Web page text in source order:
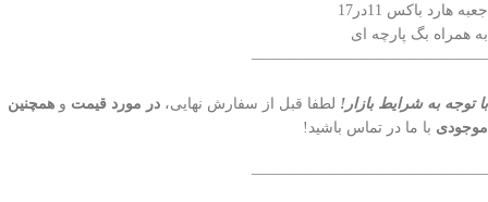
جعبه هارد باکس 11در17
به همراه بگ پارچه ای
———————————————–
با توجه به شرایط بازار! لطفا قبل از سفارش نهایی، در مورد قیمت و همچنین
موجودی با ما در تماس باشید!
———————————————–